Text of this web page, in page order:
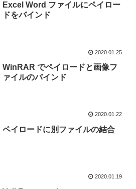
Excel Word ファイルにペイロー
ドをバインド
2020.01.25
WinRAR でペイロードと画像フ
ァイルのバインド
2020.01.22
ペイロードに別ファイルの結合
2020.01.19